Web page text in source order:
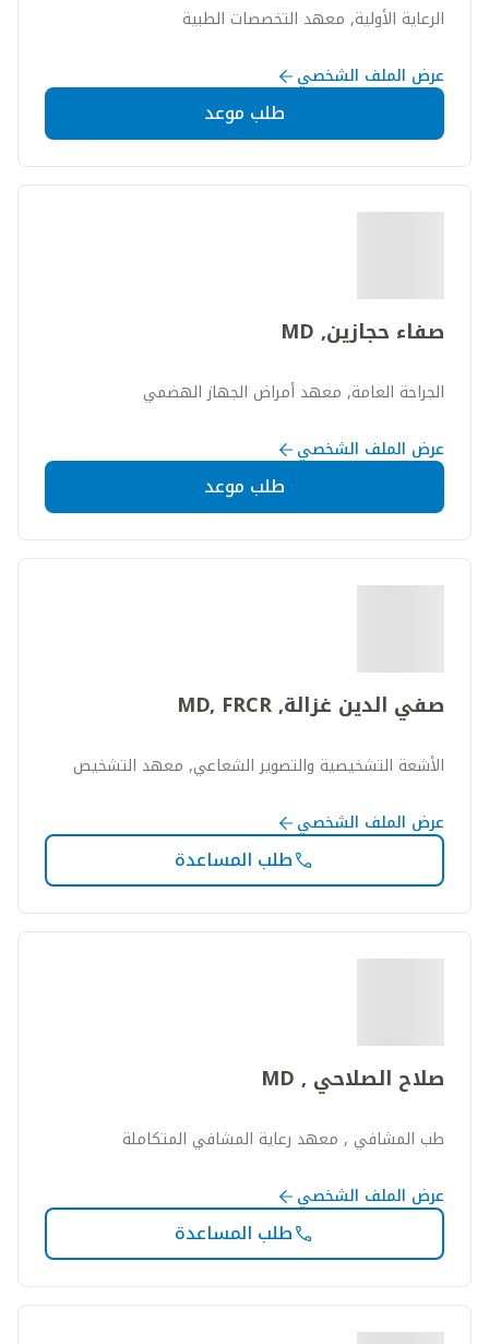
الرعاية الأولية, معهد التخصصات الطبية
عرض الملف الشخصي
طلب موعد
صفاء حجازين, MD
الجراحة العامة, معهد أمراض الجهاز الهضمي
عرض الملف الشخصي
طلب موعد
صفي الدين غزالة, MD, FRCR
الأشعة التشخيصية والتصوير الشعاعي, معهد التشخيص
عرض الملف الشخصي
طلب المساعدة
صلاح الصلاحي , MD
طب المشافي , معهد رعاية المشافي المتكاملة
عرض الملف الشخصي
طلب المساعدة